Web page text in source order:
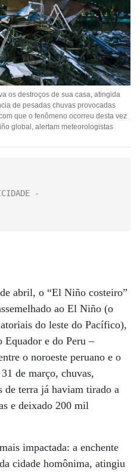
os destroços de sua casa, atingida
de pesadas chuvas provocadas
que o fenômeno ocorreu desta vez
global, alertam meteorologistas
abril, o “El Niño costeiro”
ao El Niño (o
do leste do Pacífico),
e do Peru –
o noroeste peruano e o
de março, chuvas,
de terra já haviam tirado a
e deixado 200 mil
impactada: a enchente
cidade homônima, atingiu